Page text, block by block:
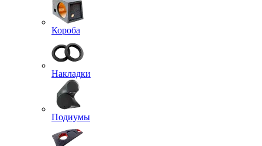
Короба
Накладки
Подиумы